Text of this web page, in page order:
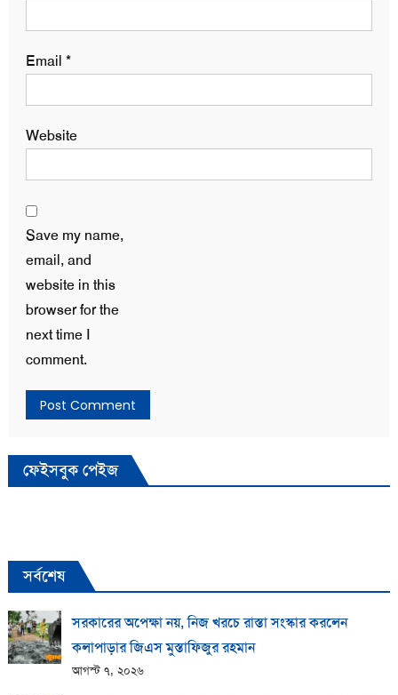
Email *
Website
Save my name,
email, and
website in this
browser for the
next time I
comment.
ফেইসবুক পেইজ
সর্বশেষ
সরকারের অপেক্ষা নয়, নিজ খরচে রাস্তা সংস্কার করলেন
কলাপাড়ার জিএস মুস্তাফিজুর রহমান
আগস্ট ৭, ২০২৬